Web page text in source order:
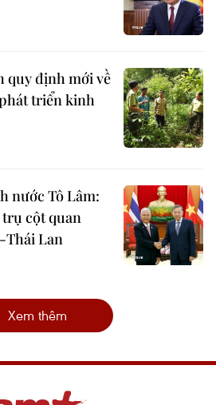
quy định mới về
triển kinh
nước Tô Lâm:
cột quan
Thái Lan
Xem thêm